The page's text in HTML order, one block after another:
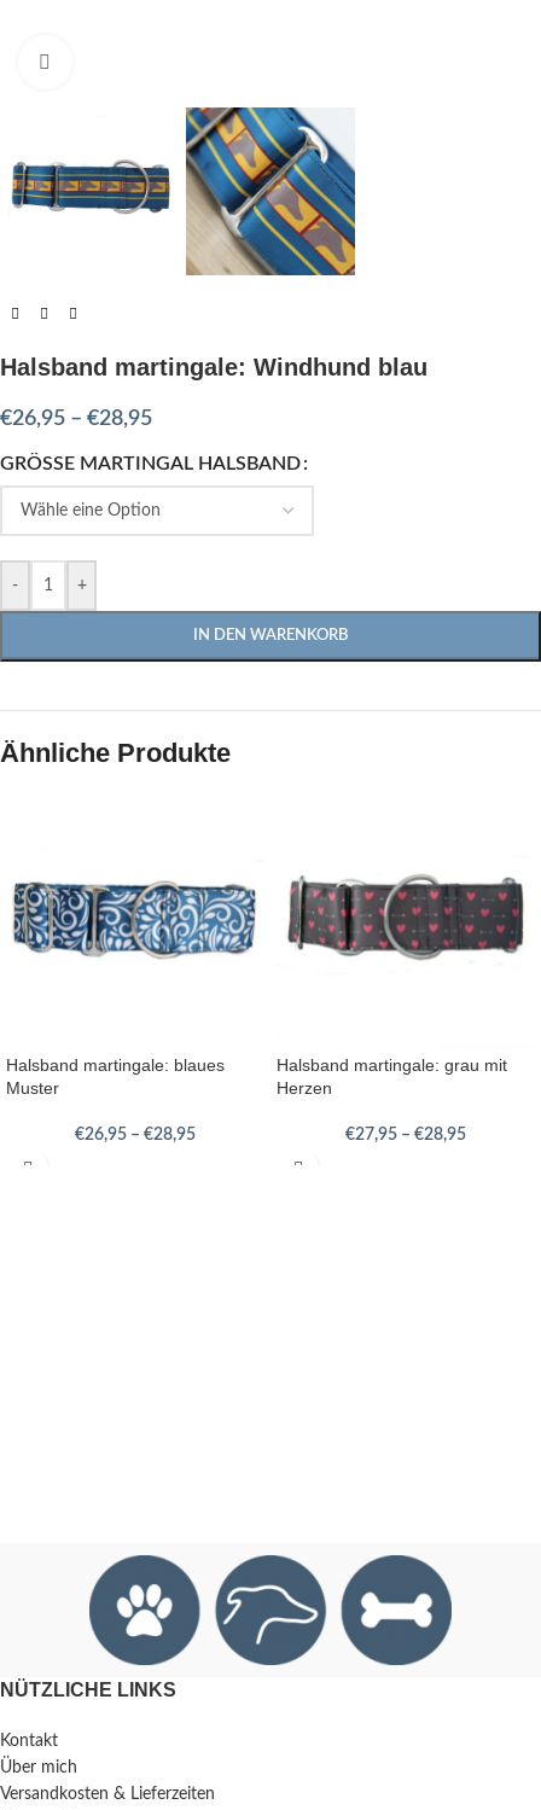
Halsband martingale: Windhund blau
€26,95 – €28,95
GRÖSSE MARTINGAL HALSBAND
- +
IN DEN WARENKORB
Ähnliche Produkte
Halsband martingale: blaues
Muster
€26,95 – €28,95
Halsband martingale: grau mit
Herzen
€27,95 – €28,95
NÜTZLICHE LINKS
Kontakt
Über mich
Versandkosten & Lieferzeiten